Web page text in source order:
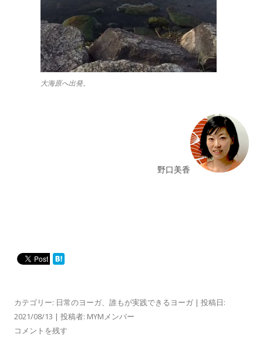
大海原へ出発。
野口美香
カテゴリー: 日常のヨーガ、 誰もが実践できるヨーガ | 投稿日:
2021/08/13 | 投稿者: MYMメンバー
コメントを残す